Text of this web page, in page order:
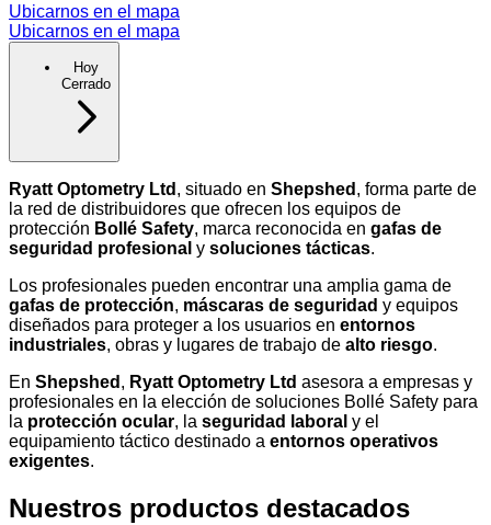
Ubicarnos en el mapa
Ubicarnos en el mapa
Hoy
Cerrado
Ryatt Optometry Ltd , situado en Shepshed , forma parte de
la red de distribuidores que ofrecen los equipos de
protección Bollé Safety, marca reconocida en gafas de
seguridad profesional y soluciones tácticas.
Los profesionales pueden encontrar una amplia gama de
gafas de protección, máscaras de seguridad y equipos
diseñados para proteger a los usuarios en entornos
industriales, obras y lugares de trabajo de alto riesgo.
En Shepshed , Ryatt Optometry Ltd asesora a empresas y
profesionales en la elección de soluciones Bollé Safety para
la protección ocular, la seguridad laboral y el
equipamiento táctico destinado a entornos operativos
exigentes.
Nuestros productos destacados